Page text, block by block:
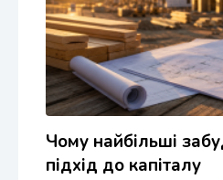
Чому найбільші
підхід до капіталу